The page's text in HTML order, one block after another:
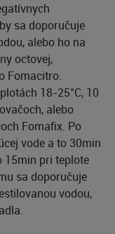
sa doporučuje
alebo ho na
octovej,
Fomacitro.
18-25°C, 10
alebo
Fomafix. Po
vode a to 30min
15min pri teplote
sa doporučuje
vodou,